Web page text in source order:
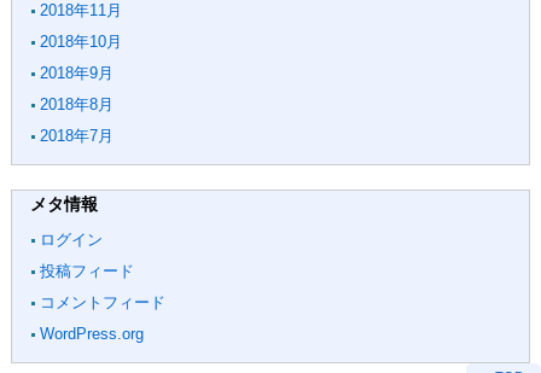
2018年11月
2018年10月
2018年9月
2018年8月
2018年7月
メタ情報
ログイン
投稿フィード
コメントフィード
WordPress.org